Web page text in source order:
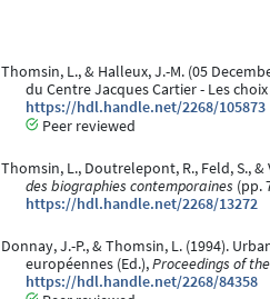
Thomsin, L., & Halleux, J.-M. (05
du Centre Jacques Cartier - Les
https://hdl.handle.net/2268/105873
Peer reviewed
Thomsin, L., Doutrelepont, R., Feld, S., &
des biographies contemporaines (pp.
https://hdl.handle.net/2268/13272
Donnay, J.-P., & Thomsin, L. (1994).
européennes (Ed.),Proceedings of
https://hdl.handle.net/2268/84358